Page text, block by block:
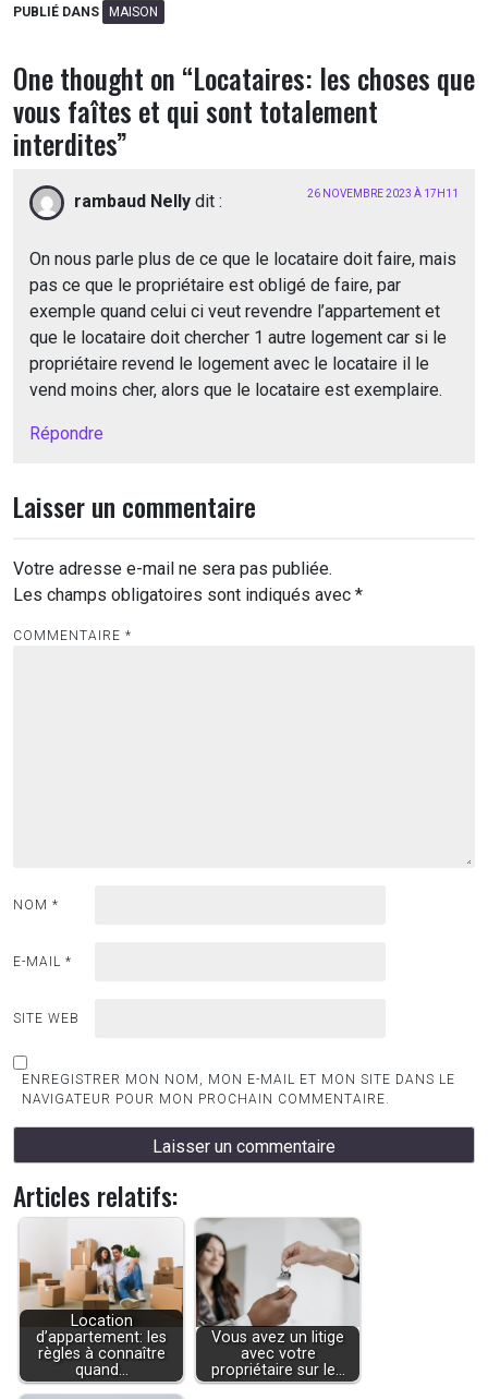
PUBLIÉ DANS MAISON
One thought on “Locataires: les choses que
vous faîtes et qui sont totalement
interdites”
rambaud Nelly dit : 26 NOVEMBRE 2023 À 17H11
On nous parle plus de ce que le locataire doit faire, mais
pas ce que le propriétaire est obligé de faire, par
exemple quand celui ci veut revendre l’appartement et
que le locataire doit chercher 1 autre logement car si le
propriétaire revend le logement avec le locataire il le
vend moins cher, alors que le locataire est exemplaire.
Répondre
Laisser un commentaire
Votre adresse e-mail ne sera pas publiée.
Les champs obligatoires sont indiqués avec *
COMMENTAIRE *
NOM *
E-MAIL *
SITE WEB
ENREGISTRER MON NOM, MON E-MAIL ET MON SITE DANS LE
NAVIGATEUR POUR MON PROCHAIN COMMENTAIRE.
Articles relatifs:
Location
d’appartement: les
règles à connaître
quand…
Vous avez un litige
avec votre
propriétaire sur le…